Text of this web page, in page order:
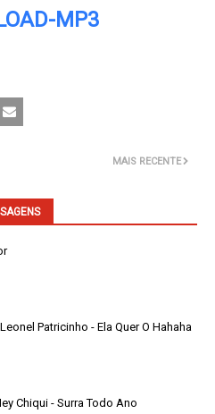
MP3
MAIS RECENTE
Patricinho - Ela Quer O Hahaha
Chiqui - Surra Todo Ano